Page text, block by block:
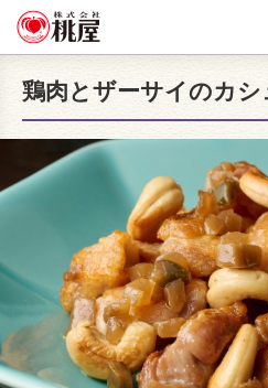
鶏肉とザーサイのカ